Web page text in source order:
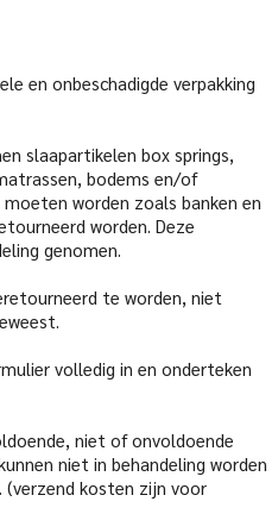
en onbeschadigde verpakking
slaapartikelen box springs,
bodems en/of
worden zoals banken en
worden. Deze
genomen.
te worden, niet
volledig in en onderteken
niet of onvoldoende
niet in behandeling worden
(verzend kosten zijn voor